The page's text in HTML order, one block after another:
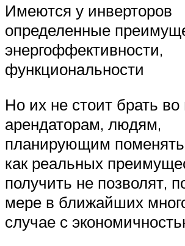
Имеются у инверторов
определенные
энергоффективности,
функциональности
Но их не стоит брать
арендаторам, людям,
планирующим поменять
как реальных
получить не позволят,
мере в ближайших
случае с